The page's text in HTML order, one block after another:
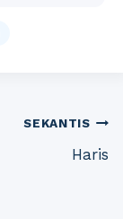
SEKANTIS
Haris